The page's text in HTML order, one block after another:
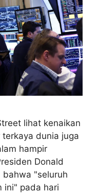
lihat kenaikan
dunia juga
hampir
Donald
bahwa "seluruh
ini" pada hari